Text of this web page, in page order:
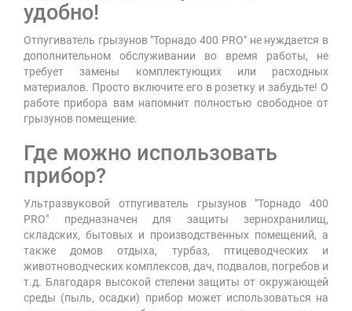
удобно!
Отпугиватель грызунов "Торнадо 400 PRO" не нуждается в
дополнительном обслуживании во время работы, не
требует замены комплектующих или расходных
материалов. Просто включите его в розетку и забудьте! О
работе прибора вам напомнит полностью свободное от
грызунов помещение.
Где можно использовать
прибор?
Ультразвуковой отпугиватель грызунов "Торнадо 400
PRO" предназначен для защиты зернохранилищ,
складских, бытовых и производственных помещений, а
также домов отдыха, турбаз, птицеводческих и
животноводческих комплексов, дач, подвалов, погребов и
т.д. Благодаря высокой степени защиты от окружающей
среды (пыль, осадки) прибор может использоваться на